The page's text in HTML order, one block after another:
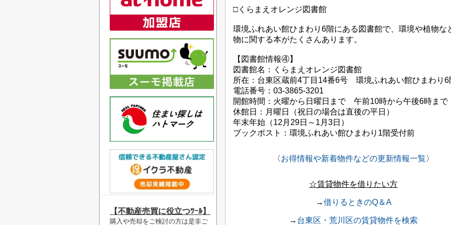
□くらまえオレンジ図書館
環境ふれあい館ひまわり6階にある図書館で、環境や植物な
物に関する本がたくさんあります。
【図書館情報④】
図書館名：くらまえオレンジ図書館
所在：台東区蔵前4丁目14番6号 環境ふれあい館ひまわり6
電話番号：03-3865-3201
開館時間：火曜から日曜日まで 午前10時から午後6時まで
休館日：月曜日（祝日の場合は直後の平日）
年末年始（12月29日～1月3日）
ブックポスト：環境ふれあい館ひまわり1階受付前
〈お得情報や新着物件などの更新情報一覧〉
☆賃貸物件を借りたい方
→借りるときのQ＆A
→ 台東区・荒川区の賃貸物件を検索
【不動産売買に役立つﾂｰﾙ】
購入や売却をご検討の方は是非ご